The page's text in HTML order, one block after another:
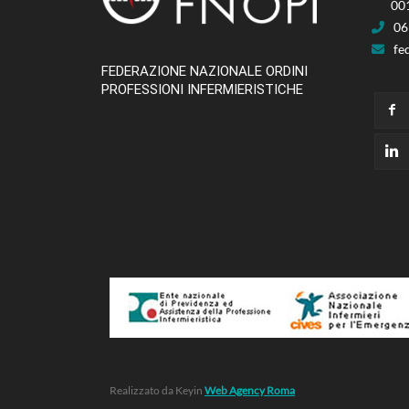
FEDERAZIONE NAZIONALE ORDINI
PROFESSIONI INFERMIERISTICHE
Realizzato da Keyin Web Agency Roma